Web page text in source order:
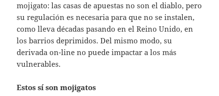
mojigato: las casas de apuestas no son el diablo, pero
su regulación es necesaria para que no se instalen,
como lleva décadas pasando en el Reino Unido, en
los barrios deprimidos. Del mismo modo, su
derivada on-line no puede impactar a los más
vulnerables.
Estos sí son mojigatos